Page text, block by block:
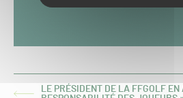
LE PRÉSIDENT DE LA FFGOLF